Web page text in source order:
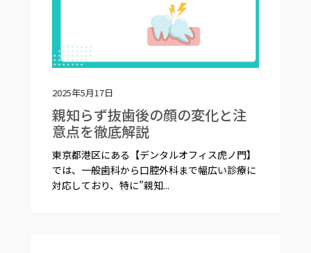
2025年5月17日
親知らず抜歯後の顔の変化と注
意点を徹底解説
東京都港区にある【デンタルオフィス虎ノ門】
では、一般歯科から口腔外科まで幅広い診療に
対応しており、特に”親知...